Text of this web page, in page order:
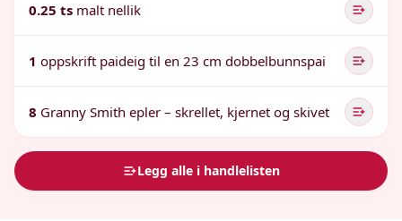
0.25 ts malt nellik
1 oppskrift paideig til en 23 cm dobbelbunnspai
8 Granny Smith epler – skrellet, kjernet og skivet
Legg alle i handlelisten